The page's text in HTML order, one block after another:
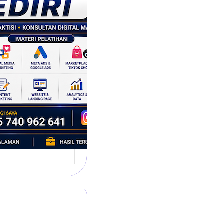
Data
Bisnis yang
marketing telah
cara bisnis
Dulu,
banyak…